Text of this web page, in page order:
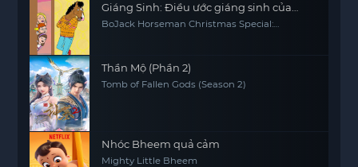
Giáng Sinh: Điều ước giáng sinh của
Sabrina
BoJack Horseman Christmas Special:
Thần Mộ (Phần 2)
Tomb of Fallen Gods (Season 2)
Nhóc Bheem quả cảm
Mighty Little Bheem